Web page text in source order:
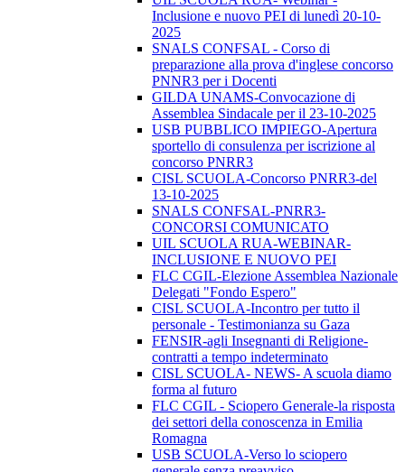
Inclusione e nuovo PEI di lunedì 20-10-
2025
SNALS CONFSAL - Corso di
preparazione alla prova d'inglese concorso
PNNR3 per i Docenti
GILDA UNAMS-Convocazione di
Assemblea Sindacale per il 23-10-2025
USB PUBBLICO IMPIEGO-Apertura
sportello di consulenza per iscrizione al
concorso PNRR3
CISL SCUOLA-Concorso PNRR3-del
13-10-2025
SNALS CONFSAL-PNRR3-
CONCORSI COMUNICATO
UIL SCUOLA RUA-WEBINAR-
INCLUSIONE E NUOVO PEI
FLC CGIL-Elezione Assemblea Nazionale
Delegati "Fondo Espero"
CISL SCUOLA-Incontro per tutto il
personale - Testimonianza su Gaza
FENSIR-agli Insegnanti di Religione-
contratti a tempo indeterminato
CISL SCUOLA- NEWS- A scuola diamo
forma al futuro
FLC CGIL - Sciopero Generale-la risposta
dei settori della conoscenza in Emilia
Romagna
USB SCUOLA-Verso lo sciopero